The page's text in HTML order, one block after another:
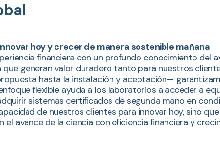
hoy y crecer de manera sostenible mañana
financiera con un profundo conocimiento del
generan valor duradero tanto para nuestros
hasta la instalación y aceptación—
flexible ayuda a los laboratorios a acceder a
sistemas certificados de segunda mano en
de nuestros clientes para innovar hoy, sino
avance de la ciencia con eficiencia financiera y